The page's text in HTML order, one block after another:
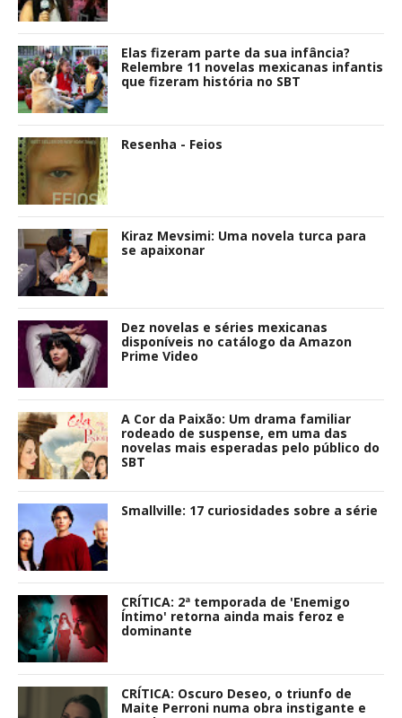
Elas fizeram parte da sua infância?
Relembre 11 novelas mexicanas infantis
que fizeram história no SBT
Resenha - Feios
Kiraz Mevsimi: Uma novela turca para
se apaixonar
Dez novelas e séries mexicanas
disponíveis no catálogo da Amazon
Prime Video
A Cor da Paixão: Um drama familiar
rodeado de suspense, em uma das
novelas mais esperadas pelo público do
SBT
Smallville: 17 curiosidades sobre a série
CRÍTICA: 2ª temporada de 'Enemigo
Íntimo' retorna ainda mais feroz e
dominante
CRÍTICA: Oscuro Deseo, o triunfo de
Maite Perroni numa obra instigante e